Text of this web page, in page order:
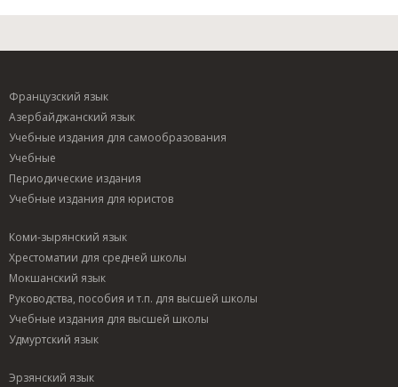
Французский язык
Азербайджанский язык
Учебные издания для самообразования
Учебные
Периодические издания
Учебные издания для юристов
Коми-зырянский язык
Хрестоматии для средней школы
Мокшанский язык
Руководства, пособия и т.п. для высшей школы
Учебные издания для высшей школы
Удмуртский язык
Эрзянский язык